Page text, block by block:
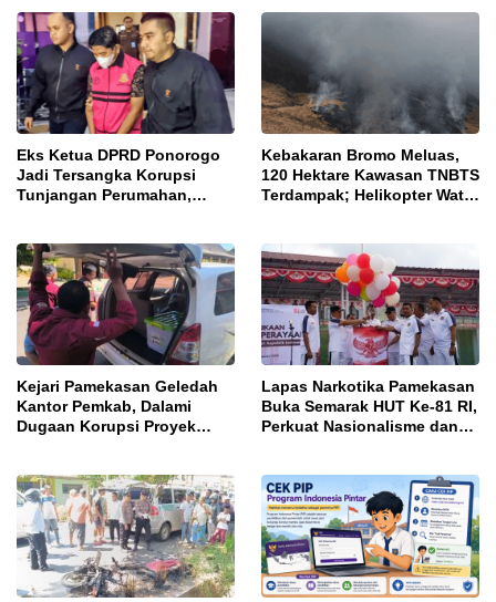
Eks Ketua DPRD Ponorogo
Jadi Tersangka Korupsi
Tunjangan Perumahan,
Kebakaran Bromo Meluas,
120 Hektare Kawasan TNBTS
Terdampak; Helikopter Water
Kejari Pamekasan Geledah
Kantor Pemkab, Dalami
Dugaan Korupsi Proyek
Lapas Narkotika Pamekasan
Buka Semarak HUT Ke-81 RI,
Perkuat Nasionalisme dan